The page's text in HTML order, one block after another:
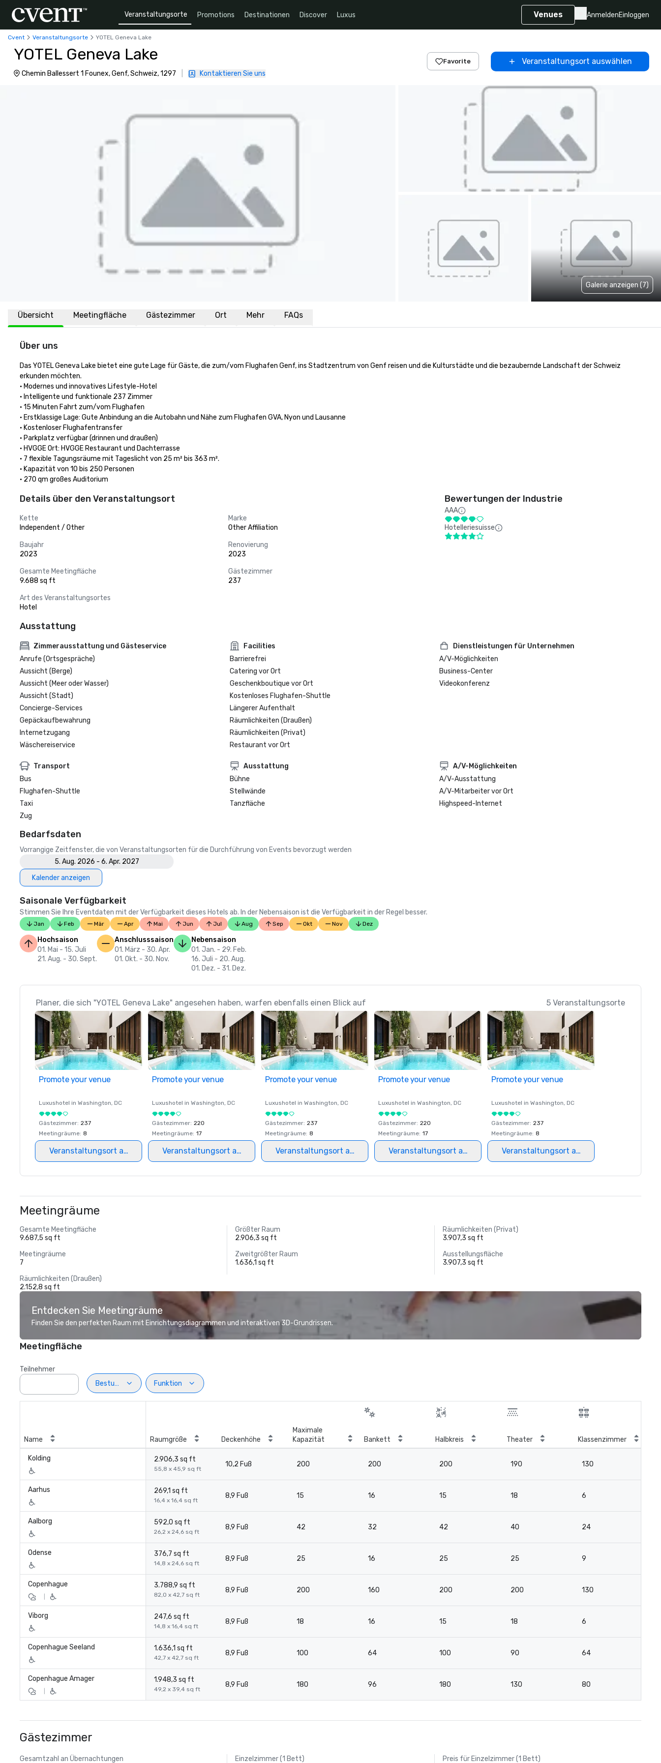
Veranstaltungsorte Promotions Destinationen Discover Luxus Venues AnmeldenEinloggen
Cvent Veranstaltungsorte YOTEL Geneva Lake
YOTEL Geneva Lake
Chemin Ballessert 1 Founex, Genf, Schweiz, 1297 Kontaktieren Sie uns
Favorite Veranstaltungsort auswählen
Galerie anzeigen (7)
Übersicht Meetingfläche Gästezimmer Ort Mehr FAQs
Über uns
Das YOTEL Geneva Lake bietet eine gute Lage für Gäste, die zum/vom Flughafen Genf, ins Stadtzentrum von Genf reisen und die Kulturstädte und die bezaubernde Landschaft der Schweiz
erkunden möchten.
• Modernes und innovatives Lifestyle-Hotel
• Intelligente und funktionale 237 Zimmer
• 15 Minuten Fahrt zum/vom Flughafen
• Erstklassige Lage: Gute Anbindung an die Autobahn und Nähe zum Flughafen GVA, Nyon und Lausanne
• Kostenloser Flughafentransfer
• Parkplatz verfügbar (drinnen und draußen)
• HVGGE Ort: HVGGE Restaurant und Dachterrasse
• 7 flexible Tagungsräume mit Tageslicht von 25 m² bis 363 m².
• Kapazität von 10 bis 250 Personen
• 270 qm großes Auditorium
Details über den Veranstaltungsort
Kette
Independent / Other
Marke
Other Affiliation
Baujahr
2023
Renovierung
2023
Gesamte Meetingfläche
9.688 sq ft
Gästezimmer
237
Art des Veranstaltungsortes
Hotel
Bewertungen der Industrie
AAA
Hotelleriesuisse
Ausstattung
Zimmerausstattung und Gästeservice
Anrufe (Ortsgespräche)
Aussicht (Berge)
Aussicht (Meer oder Wasser)
Aussicht (Stadt)
Concierge-Services
Gepäckaufbewahrung
Internetzugang
Wäschereiservice
Facilities
Barrierefrei
Catering vor Ort
Geschenkboutique vor Ort
Kostenloses Flughafen-Shuttle
Längerer Aufenthalt
Räumlichkeiten (Draußen)
Räumlichkeiten (Privat)
Restaurant vor Ort
Dienstleistungen für Unternehmen
A/V-Möglichkeiten
Business-Center
Videokonferenz
Transport
Bus
Flughafen-Shuttle
Taxi
Zug
Ausstattung
Bühne
Stellwände
Tanzfläche
A/V-Möglichkeiten
A/V-Ausstattung
A/V-Mitarbeiter vor Ort
Highspeed-Internet
Bedarfsdaten
Vorrangige Zeitfenster, die von Veranstaltungsorten für die Durchführung von Events bevorzugt werden
5. Aug. 2026 - 6. Apr. 2027
Kalender anzeigen
Saisonale Verfügbarkeit
Stimmen Sie Ihre Eventdaten mit der Verfügbarkeit dieses Hotels ab. In der Nebensaison ist die Verfügbarkeit in der Regel besser.
Jan Feb Mär Apr Mai Jun Jul Aug Sep Okt Nov Dez
Hochsaison
01. Mai - 15. Juli
21. Aug. - 30. Sept.
Anschlusssaison
01. März - 30. Apr.
01. Okt. - 30. Nov.
Nebensaison
01. Jan. - 29. Feb.
16. Juli - 20. Aug.
01. Dez. - 31. Dez.
Planer, die sich "YOTEL Geneva Lake" angesehen haben, warfen ebenfalls einen Blick auf 5 Veranstaltungsorte
Promote your venue
Luxushotel in Washington, DC
Gästezimmer: 237
Meetingräume: 8
Veranstaltungsort auswählen
Promote your venue
Luxushotel in Washington, DC
Gästezimmer: 220
Meetingräume: 17
Veranstaltungsort auswählen
Promote your venue
Luxushotel in Washington, DC
Gästezimmer: 237
Meetingräume: 8
Veranstaltungsort auswählen
Promote your venue
Luxushotel in Washington, DC
Gästezimmer: 220
Meetingräume: 17
Veranstaltungsort auswählen
Promote your venue
Luxushotel in Washington, DC
Gästezimmer: 237
Meetingräume: 8
Veranstaltungsort auswählen
Meetingräume
Gesamte Meetingfläche
9.687,5 sq ft
Größter Raum
2.906,3 sq ft
Räumlichkeiten (Privat)
3.907,3 sq ft
Meetingräume
7
Zweitgrößter Raum
1.636,1 sq ft
Ausstellungsfläche
3.907,3 sq ft
Räumlichkeiten (Draußen)
2.152,8 sq ft
Entdecken Sie Meetingräume
Finden Sie den perfekten Raum mit Einrichtungsdiagrammen und interaktiven 3D-Grundrissen.
Meetingfläche
Teilnehmer
Bestuhlung
Funktion
Name Raumgröße Deckenhöhe
Maximale
Kapazität
Bankett Halbkreis Theater Klassenzimmer
Kolding 2.906,3 sq ft
55,8 x 45,9 sq ft
10,2 Fuß 200 200 200 190 130
Aarhus 269,1 sq ft
16,4 x 16,4 sq ft
8,9 Fuß 15 16 15 18 6
Aalborg 592,0 sq ft
26,2 x 24,6 sq ft
8,9 Fuß 42 32 42 40 24
Odense 376,7 sq ft
14,8 x 24,6 sq ft
8,9 Fuß 25 16 25 25 9
Copenhague 3.788,9 sq ft
82,0 x 42,7 sq ft
8,9 Fuß 200 160 200 200 130
Viborg 247,6 sq ft
14,8 x 16,4 sq ft
8,9 Fuß 18 16 15 18 6
Copenhague Seeland 1.636,1 sq ft
42,7 x 42,7 sq ft
8,9 Fuß 100 64 100 90 64
Copenhague Amager 1.948,3 sq ft
49,2 x 39,4 sq ft
8,9 Fuß 180 96 180 130 80
Gästezimmer
Gesamtzahl an Übernachtungen Einzelzimmer (1 Bett) Preis für Einzelzimmer (1 Bett)